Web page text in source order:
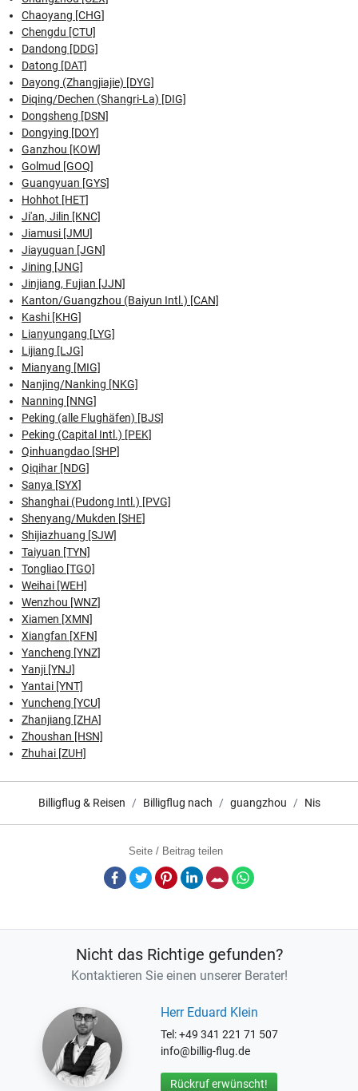
Chaoyang [CHG]
Chengdu [CTU]
Dandong [DDG]
Datong [DAT]
Dayong (Zhangjiajie) [DYG]
Diqing/Dechen (Shangri-La) [DIG]
Dongsheng [DSN]
Dongying [DOY]
Ganzhou [KOW]
Golmud [GOQ]
Guangyuan [GYS]
Hohhot [HET]
Ji'an, Jilin [KNC]
Jiamusi [JMU]
Jiayuguan [JGN]
Jining [JNG]
Jinjiang, Fujian [JJN]
Kanton/Guangzhou (Baiyun Intl.) [CAN]
Kashi [KHG]
Lianyungang [LYG]
Lijiang [LJG]
Mianyang [MIG]
Nanjing/Nanking [NKG]
Nanning [NNG]
Peking (alle Flughäfen) [BJS]
Peking (Capital Intl.) [PEK]
Qinhuangdao [SHP]
Qiqihar [NDG]
Sanya [SYX]
Shanghai (Pudong Intl.) [PVG]
Shenyang/Mukden [SHE]
Shijiazhuang [SJW]
Taiyuan [TYN]
Tongliao [TGO]
Weihai [WEH]
Wenzhou [WNZ]
Xiamen [XMN]
Xiangfan [XFN]
Yancheng [YNZ]
Yanji [YNJ]
Yantai [YNT]
Yuncheng [YCU]
Zhanjiang [ZHA]
Zhoushan [HSN]
Zhuhai [ZUH]
Billigflug & Reisen Billigflug nach guangzhou Nis
Seite / Beitrag teilen
Facebook
TwitterPinterestLinkedInE-Mail
Nicht das Richtige gefunden?
Kontaktieren Sie einen unserer Berater!
Herr Eduard Klein
Tel: +49 341 221 71 507
info@billig-flug.de
Rückruf erwünscht!